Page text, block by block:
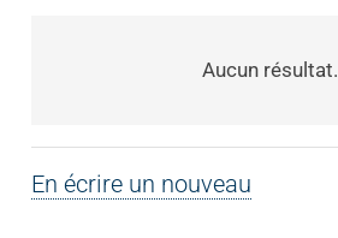
Aucun résultat.
En écrire un nouveau